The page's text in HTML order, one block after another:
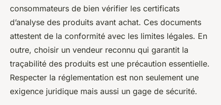
consommateurs de bien vérifier les certificats
d’analyse des produits avant achat. Ces documents
attestent de la conformité avec les limites légales. En
outre, choisir un vendeur reconnu qui garantit la
traçabilité des produits est une précaution essentielle.
Respecter la réglementation est non seulement une
exigence juridique mais aussi un gage de sécurité.